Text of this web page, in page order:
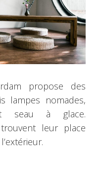
propose des
lampes nomades,
seau à glace.
leur place